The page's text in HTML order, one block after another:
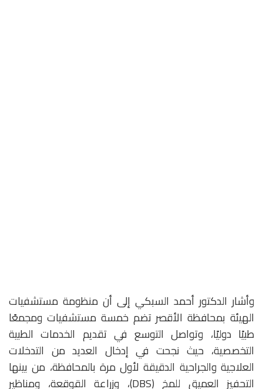
وأشار الدكتور أحمد السبكي إلى أن منظومة مستشفيات
الهيئة بمحافظة الأقصر تضم خمسة مستشفيات ومجمعًا
طبيًا دوليًا، وتواصل التوسع في تقديم الخدمات الطبية
التخصصية، حيث نجحت في إدخال العديد من التدخلات
العلاجية والجراحية الدقيقة لأول مرة بالمحافظة، من بينها
التحفيز العميق للمخ (DBS)، وزراعة القوقعة، ومناظير